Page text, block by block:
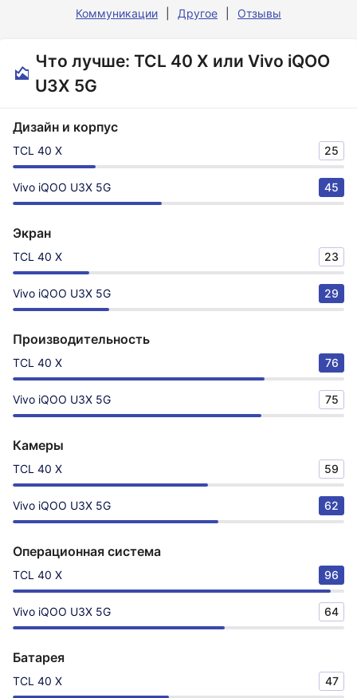
Коммуникации
Другое Отзывы
Что лучше: TCL 40 X или Vivo iQOO
U3X 5G
Дизайн и корпус
TCL 40 X 25
Vivo iQOO U3X 5G 45
Экран
TCL 40 X 23
Vivo iQOO U3X 5G 29
Производительность
TCL 40 X 76
Vivo iQOO U3X 5G 75
Камеры
TCL 40 X 59
Vivo iQOO U3X 5G 62
Операционная система
TCL 40 X 96
Vivo iQOO U3X 5G 64
Батарея
TCL 40 X 47